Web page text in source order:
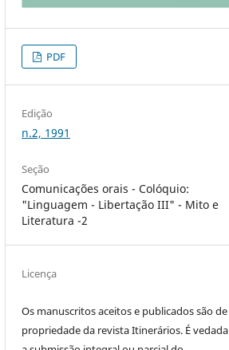
PDF
Edição
n.2, 1991
Seção
Comunicações orais - Colóquio:
"Linguagem - Libertação III" - Mito e
Literatura -2
Licença
Os manuscritos aceitos e publicados são de
propriedade da revista Itinerários. É vedada